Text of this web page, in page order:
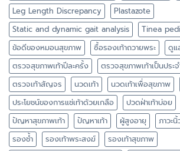
Leg Length Discrepancy
Plastazote
Static and dynamic gait analysis
Tinea
ข้อดีของหมอนสุขภาพ
ซื้อรองเท้าถวายพระ
ดูแ
ตรวจสุขภาพเท้าปีละครั้ง
ตรวจสุขภาพเท้าเป็นประ
ตรวจเท้าสัญจร
นวดเท้า นวดเท้าเพื่อสุขภาพ
ประโยชน์ของการแช่เท้าด้วยเกลือ
ปวดฝ่าเท้าบ่อย
ปัญหาสุขภาพเท้า
ปัญหาเท้า ผู้สูงอายุ
ภาวะ
รองช้ำ
รองเท้าพระสงฆ์
รองเท้าสุขภาพ